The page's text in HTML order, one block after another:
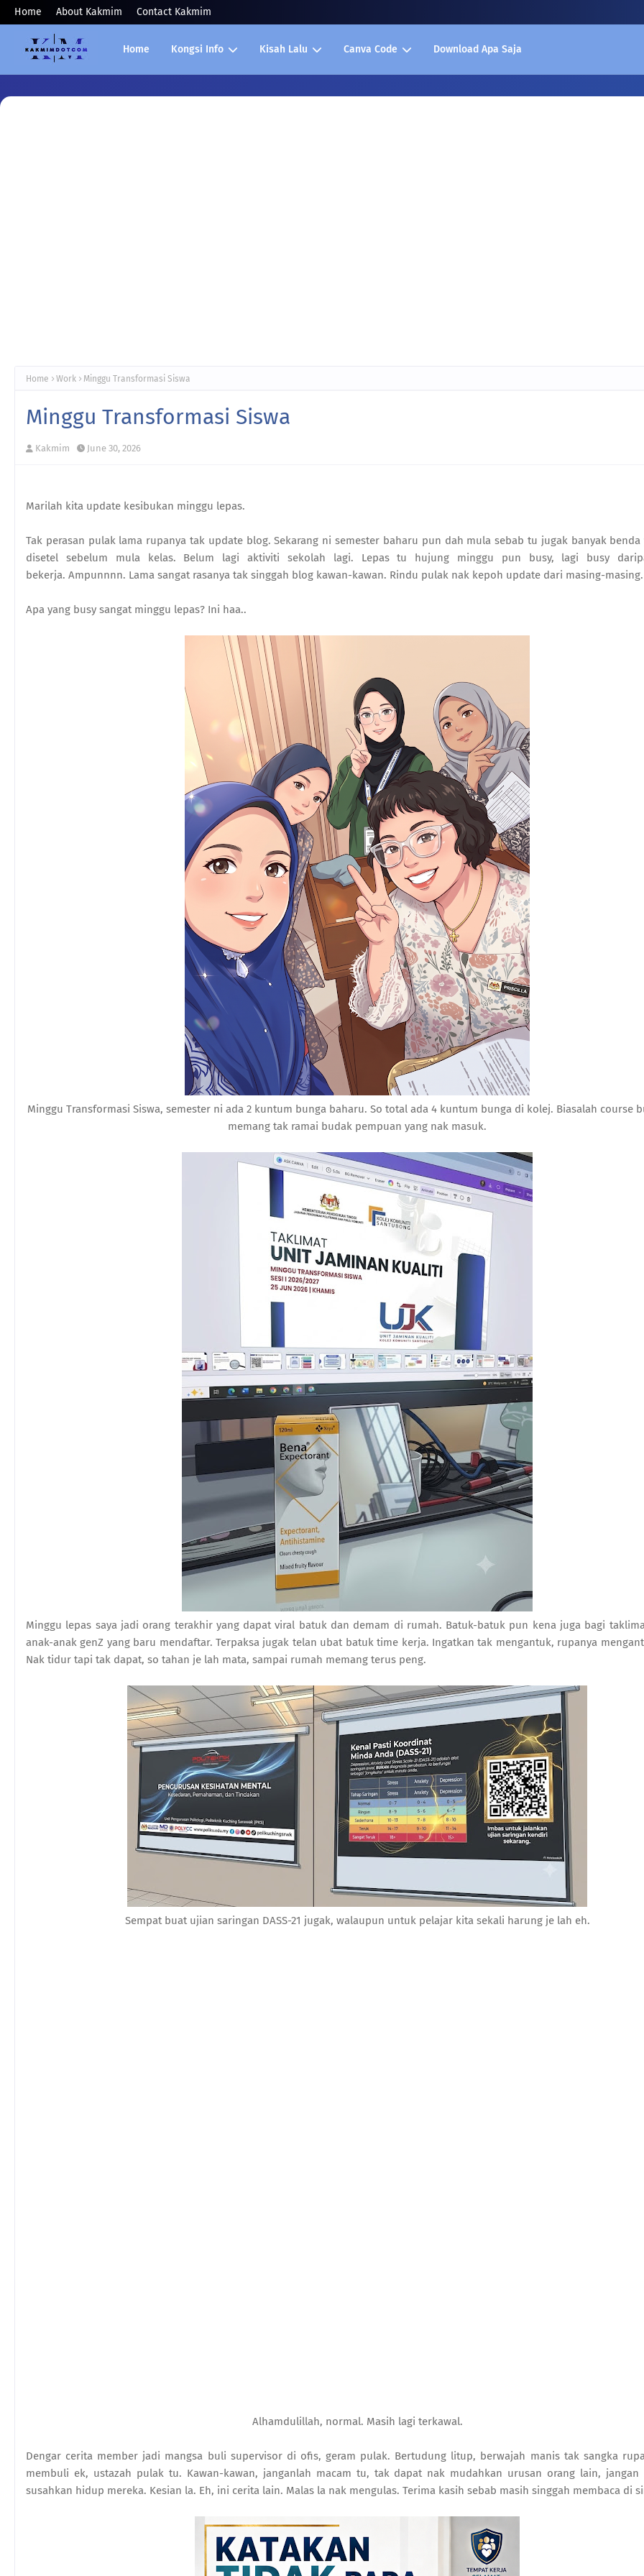
Home About Kakmim Contact Kakmim
Home Kongsi Info Kisah Lalu Canva Code Download Apa Saja
Home Work Minggu Transformasi Siswa
Minggu Transformasi Siswa
Kakmim June 30, 2026
Marilah kita update kesibukan minggu lepas.
Tak perasan pulak lama rupanya tak update blog. Sekarang ni semester baharu pun dah mula sebab tu jugak banyak benda
disetel sebelum mula kelas. Belum lagi aktiviti sekolah lagi. Lepas tu hujung minggu pun busy, lagi busy
bekerja. Ampunnnn. Lama sangat rasanya tak singgah blog kawan-kawan. Rindu pulak nak kepoh update dari masing-masing.
Apa yang busy sangat minggu lepas? Ini haa..
Minggu Transformasi Siswa, semester ni ada 2 kuntum bunga baharu. So total ada 4 kuntum bunga di kolej. Biasalah course
memang tak ramai budak pempuan yang nak masuk.
Minggu lepas saya jadi orang terakhir yang dapat viral batuk dan demam di rumah. Batuk-batuk pun kena juga bagi
anak-anak genZ yang baru mendaftar. Terpaksa jugak telan ubat batuk time kerja. Ingatkan tak mengantuk, rupanya
Nak tidur tapi tak dapat, so tahan je lah mata, sampai rumah memang terus peng.
Sempat buat ujian saringan DASS-21 jugak, walaupun untuk pelajar kita sekali harung je lah eh.
Alhamdulillah, normal. Masih lagi terkawal.
Dengar cerita member jadi mangsa buli supervisor di ofis, geram pulak. Bertudung litup, berwajah manis tak sangka
membuli ek, ustazah pulak tu. Kawan-kawan, janganlah macam tu, tak dapat nak mudahkan urusan orang lain, jangan
susahkan hidup mereka. Kesian la. Eh, ini cerita lain. Malas la nak mengulas. Terima kasih sebab masih singgah membaca di